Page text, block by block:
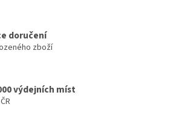
doručení
zboží
výdejních míst